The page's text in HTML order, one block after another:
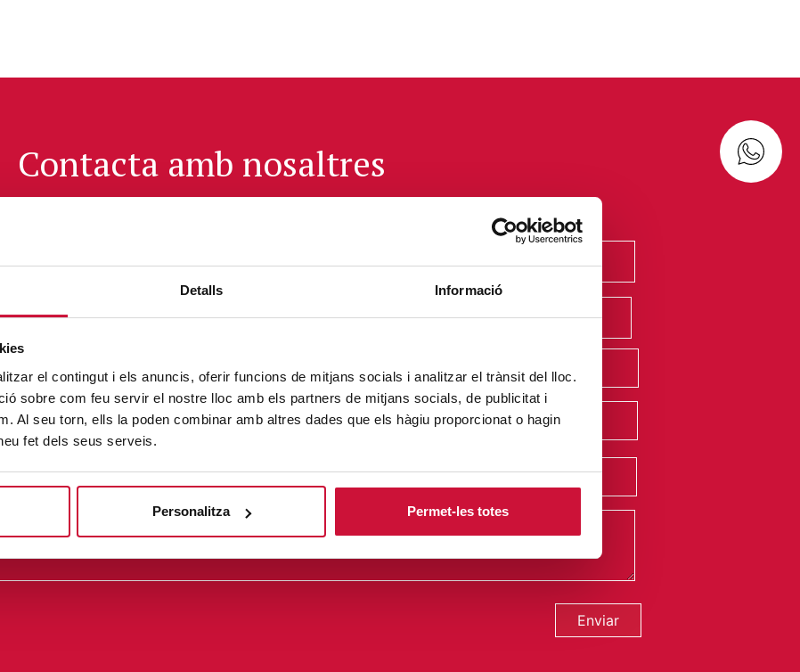
Detalls Informació
el contingut i els anuncis, oferir funcions de mitjans socials i analitzar el trànsit del lloc.
sobre com feu servir el nostre lloc amb els partners de mitjans socials, de publicitat i
Al seu torn, ells la poden combinar amb altres dades que els hàgiu proporcionat o hagin
fet dels seus serveis.
Personalitza Permet-les totes
Contacta amb nosaltres
Enviar